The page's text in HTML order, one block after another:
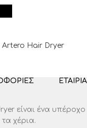
Artero Hair Dryer
ΕΤΑΙΡΊΑ
είναι ένα υπέροχο
χέρια.